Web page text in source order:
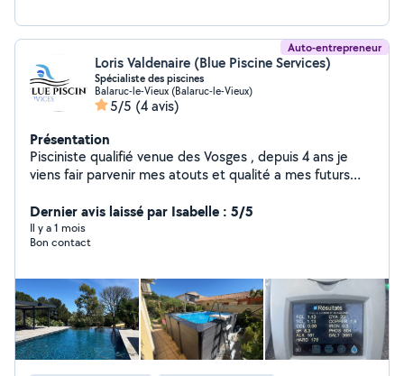
Auto-entrepreneur
Loris Valdenaire (Blue Piscine Services)
Spécialiste des piscines
Balaruc-le-Vieux (Balaruc-le-Vieux)
5/5 (4 avis)
Présentation
Pisciniste qualifié venue des Vosges , depuis 4 ans je
viens fair parvenir mes atouts et qualité a mes futurs
Dernier avis laissé par Isabelle : 5/5
Il y a 1 mois
Bon contact